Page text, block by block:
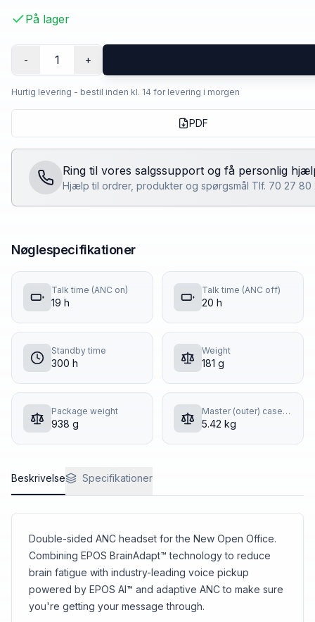
På lager
- 1 +
Hurtig levering - bestil inden kl. 14 for levering i morgen
PDF
Ring til vores salgssupport og få personlig
Hjælp til ordrer, produkter og spørgsmål Tlf. 70 27 80
Nøglespecifikationer
Talk time (ANC on)
19 h
Talk time (ANC off)
20 h
Standby time
300 h
Weight
181 g
Package weight
938 g
Master (outer) case gross weight
5.42 kg
Beskrivelse Specifikationer
Double-sided ANC headset for the New Open Office.
Combining EPOS BrainAdapt™ technology to reduce
brain fatigue with industry-leading voice pickup
powered by EPOS AI™ and adaptive ANC to make sure
you're getting your message through.